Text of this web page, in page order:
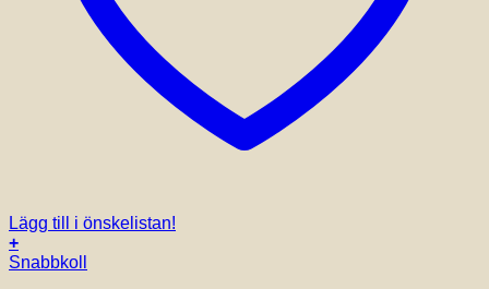
Lägg till i önskelistan!
+
Snabbkoll